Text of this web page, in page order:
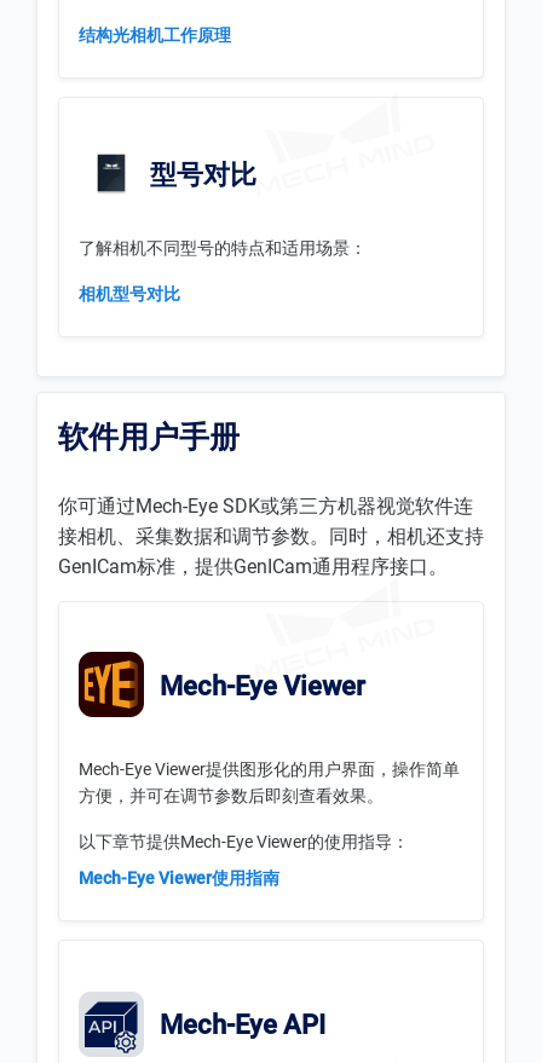
结构光相机工作原理
型号对比
了解相机不同型号的特点和适用场景：
相机型号对比
软件用户手册
你可通过Mech-Eye SDK或第三方机器视觉软件连
接相机、采集数据和调节参数。同时，相机还支持
GenICam标准，提供GenICam通用程序接口。
Mech-Eye Viewer
Mech-Eye Viewer提供图形化的用户界面，操作简单
方便，并可在调节参数后即刻查看效果。
以下章节提供Mech-Eye Viewer的使用指导：
Mech-Eye Viewer使用指南
Mech-Eye API